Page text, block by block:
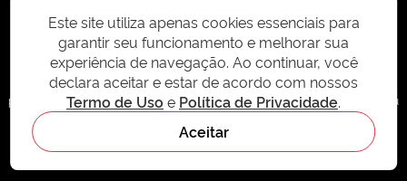
© 2026 CMS.SP.GOV.BR. Todos os direitos reservados.
Este site e todo o seu conteúdo, incluindo textos, imagens e design, são
protegidos por direitos autorais e não podem ser reproduzidos, distribuídos ou
modificados sem permissão expressa. Para mais informações ou para
solicitações de uso, acesse nosso site
Este site utiliza apenas cookies essenciais para
garantir seu funcionamento e melhorar sua
experiência de navegação. Ao continuar, você
declara aceitar e estar de acordo com nossos
Termo de Uso e Política de Privacidade.
Aceitar